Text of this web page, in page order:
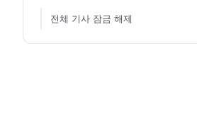
전체 기사 잠금 해제